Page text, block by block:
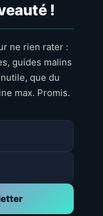
!
ne rien rater :
guides malins
que du
max. Promis.